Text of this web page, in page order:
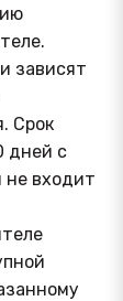
зависят
Срок
дней с
не входит